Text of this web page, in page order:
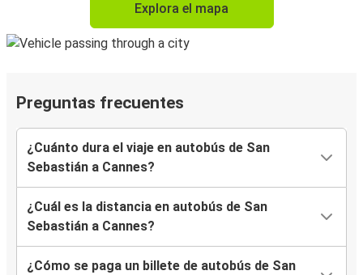
Explora el mapa
Preguntas frecuentes
¿Cuánto dura el viaje en autobús de San
Sebastián a Cannes?
¿Cuál es la distancia en autobús de San
Sebastián a Cannes?
¿Cómo se paga un billete de autobús de San